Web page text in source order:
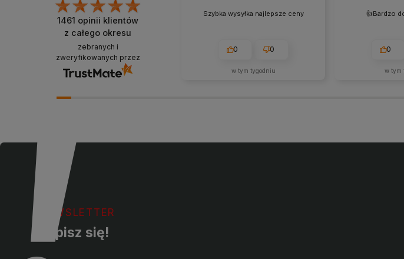
1461 opinii klientów
z całego okresu
zebranych i
zweryfikowanych przez
Szybka wysyłka najlepsze ceny
0 0
w tym tygodniu
👍️Bardzo
0
w tym
NEWSLETTER
Zapisz się!